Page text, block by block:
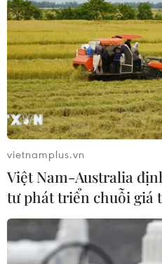
TIN CÙNG CHUYÊN
Đường ống xuyên
mới trong liên kết năng
Phi
vietnamplus.vn
Việt Nam-Australia
tư phát triển chuỗi giá